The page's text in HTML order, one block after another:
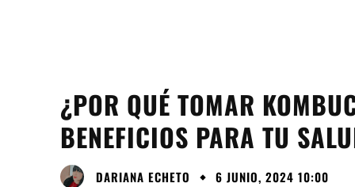
¿POR QUÉ TOMAR
BENEFICIOS PARA TU
DARIANA ECHETO 6 JUNIO, 2024 10:00